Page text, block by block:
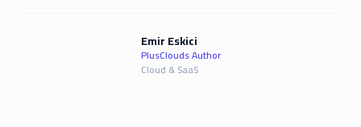
Emir Eskici
PlusClouds Author
Cloud & SaaS